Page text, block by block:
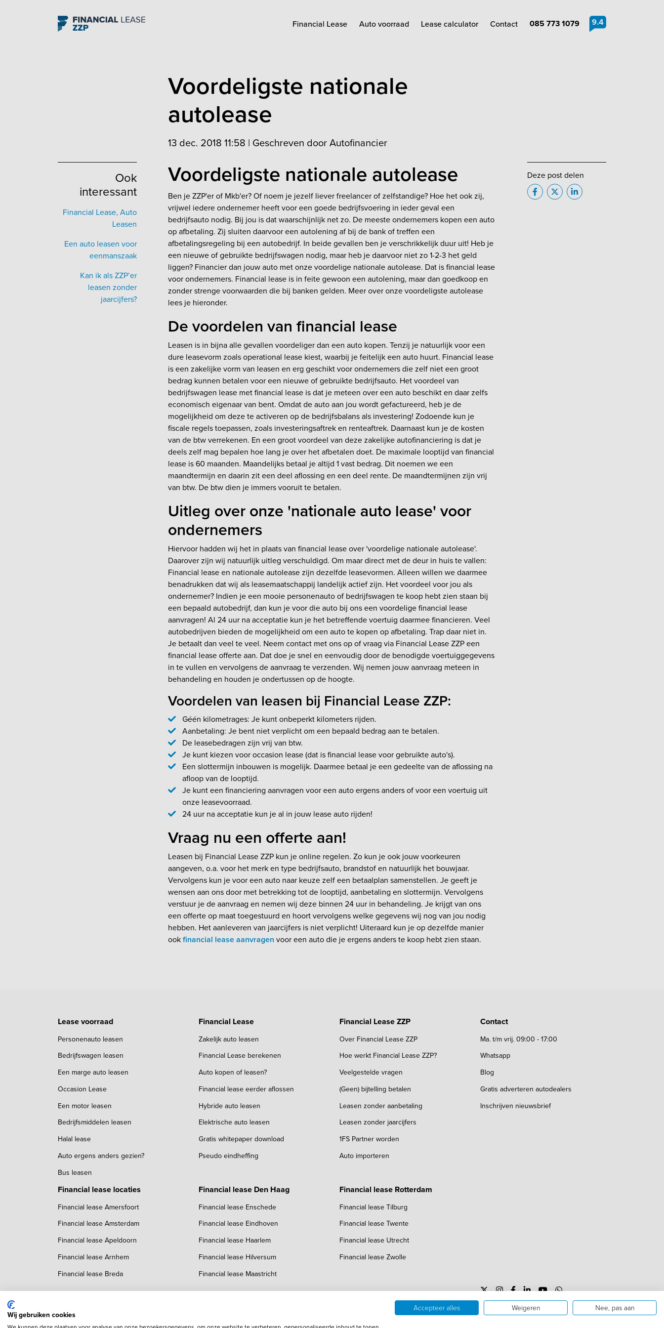
Navigation 9.4
Financial Lease Auto voorraad Lease calculator Contact 085 773 1079
Voordeligste nationale
autolease
13 dec. 2018 11:58 | Geschreven door Autofinancier
Ook
interessant
Financial Lease, Auto
Leasen
Een auto leasen voor
eenmanszaak
Kan ik als ZZP’er
leasen zonder
jaarcijfers?
Deze post delen
Voordeligste nationale autolease
Ben je ZZP'er of Mkb'er? Of noem je jezelf liever freelancer of zelfstandige? Hoe het ook zij,
vrijwel iedere ondernemer heeft voor een goede bedrijfsvoering in ieder geval een
bedrijfsauto nodig. Bij jou is dat waarschijnlijk net zo. De meeste ondernemers kopen een auto
op afbetaling. Zij sluiten daarvoor een autolening af bij de bank of treffen een
afbetalingsregeling bij een autobedrijf. In beide gevallen ben je verschrikkelijk duur uit! Heb je
een nieuwe of gebruikte bedrijfswagen nodig, maar heb je daarvoor niet zo 1-2-3 het geld
liggen? Financier dan jouw auto met onze voordelige nationale autolease. Dat is financial lease
voor ondernemers. Financial lease is in feite gewoon een autolening, maar dan goedkoop en
zonder strenge voorwaarden die bij banken gelden. Meer over onze voordeligste autolease
lees je hieronder.
De voordelen van financial lease
Leasen is in bijna alle gevallen voordeliger dan een auto kopen. Tenzij je natuurlijk voor een
dure leasevorm zoals operational lease kiest, waarbij je feitelijk een auto huurt. Financial lease
is een zakelijke vorm van leasen en erg geschikt voor ondernemers die zelf niet een groot
bedrag kunnen betalen voor een nieuwe of gebruikte bedrijfsauto. Het voordeel van
bedrijfswagen lease met financial lease is dat je meteen over een auto beschikt en daar zelfs
economisch eigenaar van bent. Omdat de auto aan jou wordt gefactureerd, heb je de
mogelijkheid om deze te activeren op de bedrijfsbalans als investering! Zodoende kun je
fiscale regels toepassen, zoals investeringsaftrek en renteaftrek. Daarnaast kun je de kosten
van de btw verrekenen. En een groot voordeel van deze zakelijke autofinanciering is dat je
deels zelf mag bepalen hoe lang je over het afbetalen doet. De maximale looptijd van financial
lease is 60 maanden. Maandelijks betaal je altijd 1 vast bedrag. Dit noemen we een
maandtermijn en daarin zit een deel aflossing en een deel rente. De maandtermijnen zijn vrij
van btw. De btw dien je immers vooruit te betalen.
Uitleg over onze 'nationale auto lease' voor
ondernemers
Hiervoor hadden wij het in plaats van financial lease over 'voordelige nationale autolease'.
Daarover zijn wij natuurlijk uitleg verschuldigd. Om maar direct met de deur in huis te vallen:
Financial lease en nationale autolease zijn dezelfde leasevormen. Alleen willen we daarmee
benadrukken dat wij als leasemaatschappij landelijk actief zijn. Het voordeel voor jou als
ondernemer? Indien je een mooie personenauto of bedrijfswagen te koop hebt zien staan bij
een bepaald autobedrijf, dan kun je voor die auto bij ons een voordelige financial lease
aanvragen! Al 24 uur na acceptatie kun je het betreffende voertuig daarmee financieren. Veel
autobedrijven bieden de mogelijkheid om een auto te kopen op afbetaling. Trap daar niet in.
Je betaalt dan veel te veel. Neem contact met ons op of vraag via Financial Lease ZZP een
financial lease offerte aan. Dat doe je snel en eenvoudig door de benodigde voertuiggegevens
in te vullen en vervolgens de aanvraag te verzenden. Wij nemen jouw aanvraag meteen in
behandeling en houden je ondertussen op de hoogte.
Voordelen van leasen bij Financial Lease ZZP:
Géén kilometrages: Je kunt onbeperkt kilometers rijden.
Aanbetaling: Je bent niet verplicht om een bepaald bedrag aan te betalen.
De leasebedragen zijn vrij van btw.
Je kunt kiezen voor occasion lease (dat is financial lease voor gebruikte auto's).
Een slottermijn inbouwen is mogelijk. Daarmee betaal je een gedeelte van de aflossing na
afloop van de looptijd.
Je kunt een financiering aanvragen voor een auto ergens anders of voor een voertuig uit
onze leasevoorraad.
24 uur na acceptatie kun je al in jouw lease auto rijden!
Vraag nu een offerte aan!
Leasen bij Financial Lease ZZP kun je online regelen. Zo kun je ook jouw voorkeuren
aangeven, o.a. voor het merk en type bedrijfsauto, brandstof en natuurlijk het bouwjaar.
Vervolgens kun je voor een auto naar keuze zelf een betaalplan samenstellen. Je geeft je
wensen aan ons door met betrekking tot de looptijd, aanbetaling en slottermijn. Vervolgens
verstuur je de aanvraag en nemen wij deze binnen 24 uur in behandeling. Je krijgt van ons
een offerte op maat toegestuurd en hoort vervolgens welke gegevens wij nog van jou nodig
hebben. Het aanleveren van jaarcijfers is niet verplicht! Uiteraard kun je op dezelfde manier
ookfinancial lease aanvragen voor een auto die je ergens anders te koop hebt zien staan.
Lease voorraad
Personenauto leasen
Bedrijfswagen leasen
Een marge auto leasen
Occasion Lease
Een motor leasen
Bedrijfsmiddelen leasen
Halal lease
Auto ergens anders gezien?
Bus leasen
Financial Lease
Zakelijk auto leasen
Financial Lease berekenen
Auto kopen of leasen?
Financial lease eerder aflossen
Hybride auto leasen
Elektrische auto leasen
Gratis whitepaper download
Pseudo eindheffing
Financial Lease ZZP
Over Financial Lease ZZP
Hoe werkt Financial Lease ZZP?
Veelgestelde vragen
(Geen) bijtelling betalen
Leasen zonder aanbetaling
Leasen zonder jaarcijfers
1FS Partner worden
Auto importeren
Contact
Ma. t/m vrij. 09:00 - 17:00
Whatsapp
Blog
Gratis adverteren autodealers
Inschrijven nieuwsbrief
Financial lease locaties
Financial lease Amersfoort
Financial lease Amsterdam
Financial lease Apeldoorn
Financial lease Arnhem
Financial lease Breda
Financial lease Den Haag
Financial lease Enschede
Financial lease Eindhoven
Financial lease Haarlem
Financial lease Hilversum
Financial lease Maastricht
Financial lease Rotterdam
Financial lease Tilburg
Financial lease Twente
Financial lease Utrecht
Financial lease Zwolle
Wij gebruiken cookies
Accepteer alles Weigeren Nee, pas aan